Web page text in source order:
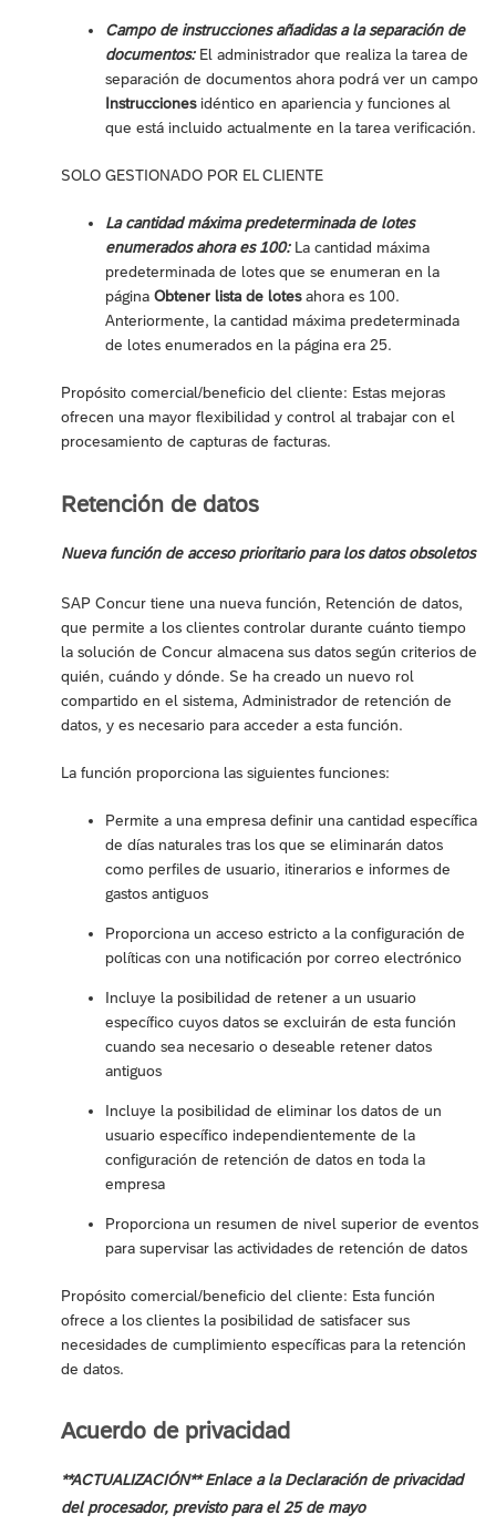
Campo de instrucciones añadidas a la separación de
documentos:El administrador que realiza la tarea de
separación de documentos ahora podrá ver un campo
Instruccionesidéntico en apariencia y funciones al
que está incluido actualmente en la tarea verificación.
SOLO GESTIONADO POR EL CLIENTE
La cantidad máxima predeterminada de lotes
enumerados ahora es 100:La cantidad máxima
predeterminada de lotes que se enumeran en la
página Obtener lista de lotesahora es 100.
Anteriormente, la cantidad máxima predeterminada
de lotes enumerados en la página era 25.
Propósito comercial/beneficio del cliente: Estas mejoras
ofrecen una mayor flexibilidad y control al trabajar con el
procesamiento de capturas de facturas.
Retención de datos
Nueva función de acceso prioritario para los datos obsoletos
SAP Concur tiene una nueva función, Retención de datos,
que permite a los clientes controlar durante cuánto tiempo
la solución de Concur almacena sus datos según criterios de
quién, cuándo y dónde. Se ha creado un nuevo rol
compartido en el sistema, Administrador de retención de
datos, y es necesario para acceder a esta función.
La función proporciona las siguientes funciones:
Permite a una empresa definir una cantidad específica
de días naturales tras los que se eliminarán datos
como perfiles de usuario, itinerarios e informes de
gastos antiguos
Proporciona un acceso estricto a la configuración de
políticas con una notificación por correo electrónico
Incluye la posibilidad de retener a un usuario
específico cuyos datos se excluirán de esta función
cuando sea necesario o deseable retener datos
antiguos
Incluye la posibilidad de eliminar los datos de un
usuario específico independientemente de la
configuración de retención de datos en toda la
empresa
Proporciona un resumen de nivel superior de eventos
para supervisar las actividades de retención de datos
Propósito comercial/beneficio del cliente: Esta función
ofrece a los clientes la posibilidad de satisfacer sus
necesidades de cumplimiento específicas para la retención
de datos.
Acuerdo de privacidad
**ACTUALIZACIÓN** Enlace a la Declaración de privacidad
del procesador, previsto para el 25 de mayo